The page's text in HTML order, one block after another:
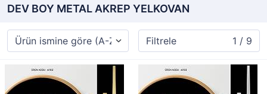
DEV BOY METAL AKREP YELKOVAN
Filtrele 1 / 9